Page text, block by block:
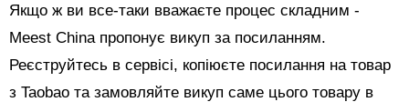
Якщо ж ви все-таки вважаєте процес складним -
Meest China пропонує викуп за посиланням.
Реєструйтесь в сервісі, копіюєте посилання на товар
з Taobao та замовляйте викуп саме цього товару в